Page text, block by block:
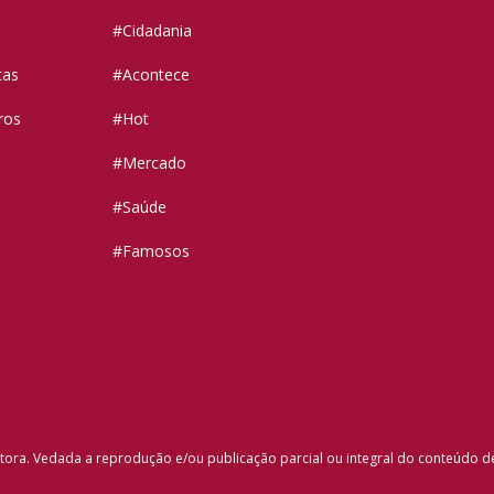
#Cidadania
#Acontece
#Hot
#Mercado
#Saúde
#Famosos
Vedada a reprodução e/ou publicação parcial ou integral do conteúdo